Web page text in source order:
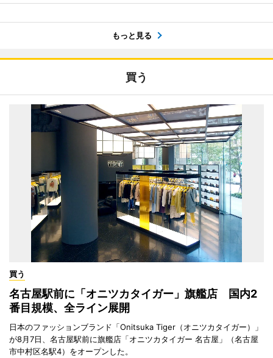
もっと見る
買う
買う
名古屋駅前に「オニツカタイガー」旗艦店 国内2
番目規模、全ライン展開
日本のファッションブランド「Onitsuka Tiger（オニツカタイガー）」
が8月7日、名古屋駅前に旗艦店「オニツカタイガー 名古屋」（名古屋
市中村区名駅4）をオープンした。